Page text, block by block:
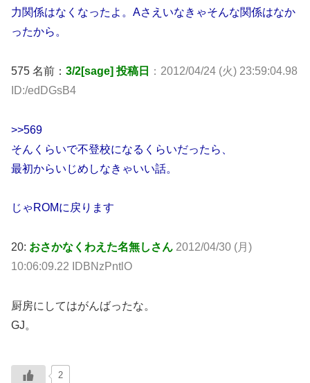
力関係はなくなったよ。Aさえいなきゃそんな関係はなか
ったから。
575 名前： 3/2[sage] 投稿日
：2012/04/24 (火) 23:59:04.98
ID:/edDGsB4
>>569
そんくらいで不登校になるくらいだったら、
最初からいじめしなきゃいい話。
じゃROMに戻ります
20: おさかなくわえた名無しさん 2012/04/30 (月)
10:06:09.22 IDBNzPntlO
厨房にしてはがんばったな。
GJ。
2